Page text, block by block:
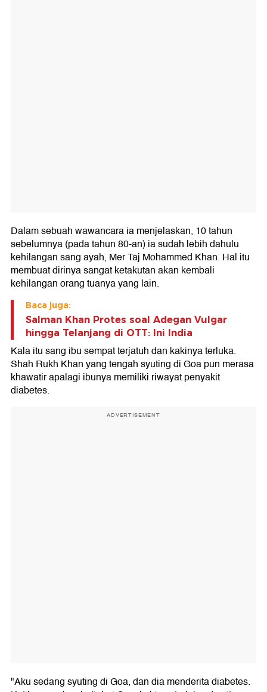
Dalam sebuah wawancara ia menjelaskan, 10 tahun
sebelumnya (pada tahun 80-an) ia sudah lebih dahulu
kehilangan sang ayah, Mer Taj Mohammed Khan. Hal itu
membuat dirinya sangat ketakutan akan kembali
kehilangan orang tuanya yang lain.
Baca juga:
Salman Khan Protes soal Adegan Vulgar
hingga Telanjang di OTT: Ini India
Kala itu sang ibu sempat terjatuh dan kakinya terluka.
Shah Rukh Khan yang tengah syuting di Goa pun merasa
khawatir apalagi ibunya memiliki riwayat penyakit
diabetes.
ADVERTISEMENT
"Aku sedang syuting di Goa, dan dia menderita diabetes.